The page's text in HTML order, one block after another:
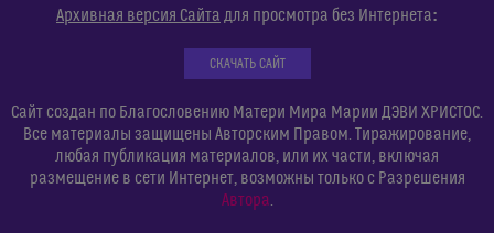
Архивная версия Сайта для просмотра без Интернета:
СКАЧАТЬ САЙТ
Сайт создан по Благословению Матери Мира Марии ДЭВИ ХРИСТОС.
Все материалы защищены Авторским Правом. Тиражирование,
любая публикация материалов, или их части, включая
размещение в сети Интернет, возможны только с Разрешения
Автора.